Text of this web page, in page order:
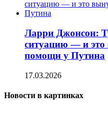
Ларри Джонсон:
ситуацию — и это
помощи у Путина
17.03.2026
Новости в картинках